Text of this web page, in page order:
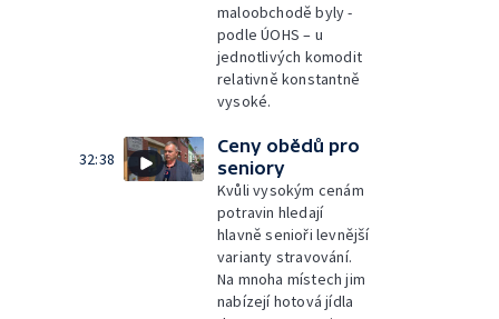
maloobchodě byly -
podle ÚOHS – u
jednotlivých komodit
relativně konstantně
vysoké.
32:38
Ceny obědů pro
seniory
Kvůli vysokým cenám
potravin hledají
hlavně senioři levnější
varianty stravování.
Na mnoha místech jim
nabízejí hotová jídla